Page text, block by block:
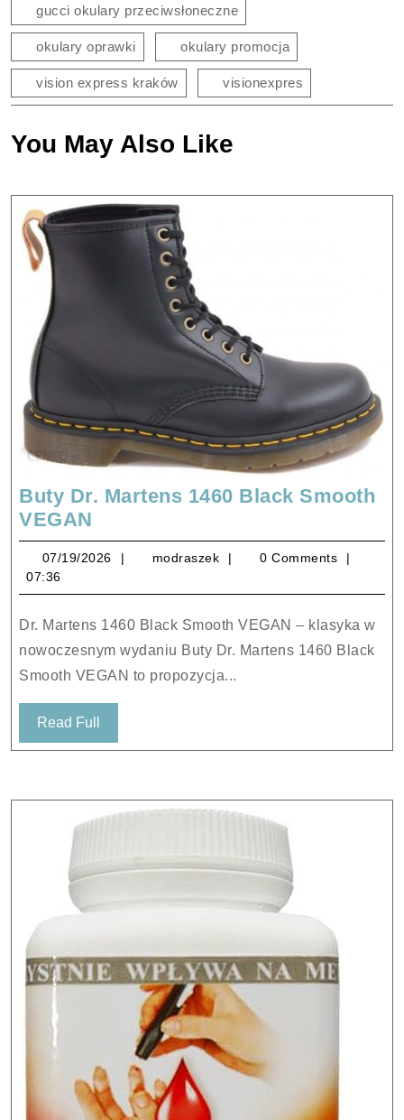
gucci okulary przeciwsłoneczne
okulary oprawki okulary promocja
vision express kraków visionexpres
You May Also Like
Buty Dr. Martens 1460 Black Smooth
VEGAN
Dr.
Martens
1460
Smooth
VEGAN
07/19/2026 07/19/2026
modraszek modraszek
0 Comments
07:36
Dr. Martens 1460 Black Smooth VEGAN – klasyka w
nowoczesnym wydaniu Buty Dr. Martens 1460 Black
Smooth VEGAN to propozycja...
Read Full
Full